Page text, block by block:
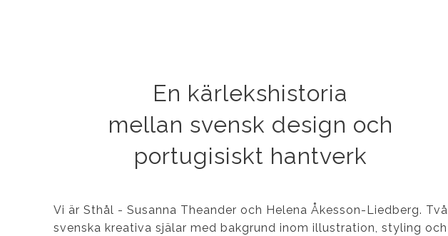
En kärlekshistoria
mellan svensk design och
portugisiskt hantverk
Vi är Sthål - Susanna Theander och Helena Åkesson-Liedberg. Två
svenska kreativa själar med bakgrund inom illustration, styling och